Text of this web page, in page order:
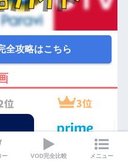
全攻略はこちら
ー VOD完全比較 メニュー